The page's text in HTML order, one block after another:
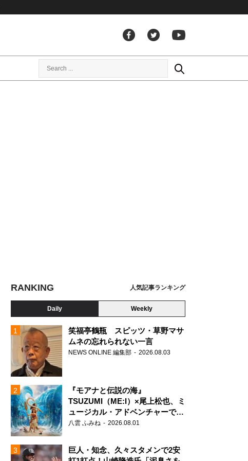
乃木坂46「32nd SG アンダーライブ」
RANKING 人気記事ランキング
Daily Weekly
笑福亭鶴瓶 スピッツ・草野マサ
ムネの忘れられない一言
NEWS ONLINE 編集部 2026.08.03
『モアナと伝説の海』
TSUZUMI（ME:I）×尾上松也、ミ
ュージカル・アドベンチャーで美
声を響かせる
八雲 ふみね 2026.08.01
巨人・知念、久々スタメンで2安